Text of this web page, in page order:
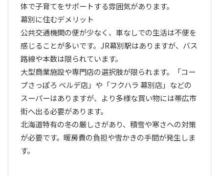
体で子育てをサポートする雰囲気があります。
幕別に住むデメリット
公共交通機関の便が少なく、車なしでの生活は不便を
感じることが多いです。JR幕別駅はありますが、バス
路線や本数は限られています。
大型商業施設や専門店の選択肢が限られます。「コー
プさっぽろ ベルデ店」や「フクハラ 幕別店」などの
スーパーはありますが、より多様な買い物には帯広市
街へ出る必要があります。
北海道特有の冬の厳しさがあり、積雪や寒さへの対策
が必要です。暖房費の負担や雪かきの手間が発生しま
す。